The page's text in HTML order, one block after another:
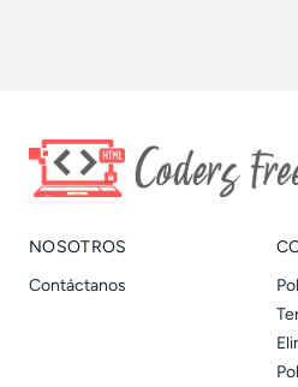
NOSOTROS
Contáctanos